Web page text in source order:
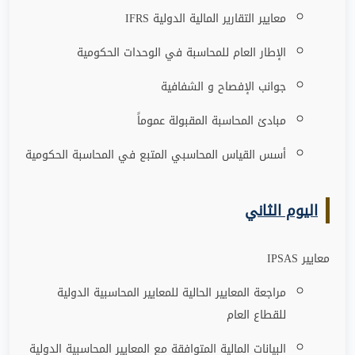
معايير التقارير المالية الدولية IFRS
الإطار العام للمحاسبة في الوحدات الحكومية
جوانب الإفصاح و الشفافية
مبادئ المحاسبة المقبولة عموماً
أسس القياس المحاسبي المتبع في المحاسبة الحكومية
اليوم الثاني
معاييرIPSAS
مراجعة المعايير الحالية للمعايير المحاسبية الدولية
للقطاع العام
البيانات المالية المتوافقة مع المعايير المحاسبية الدولية